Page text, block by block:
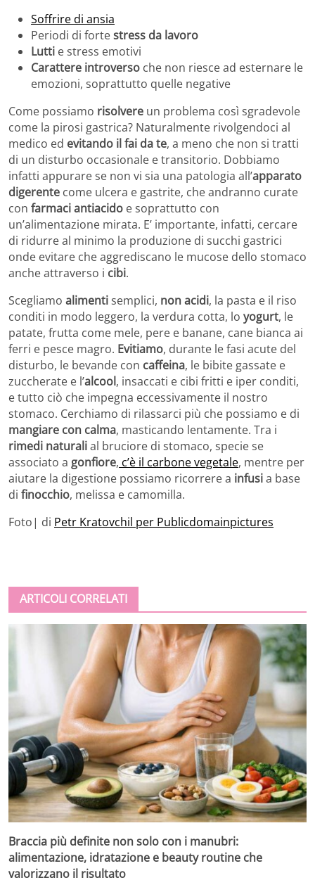
Soffrire di ansia
Periodi di fortestress da lavoro
Lutti e stress emotivi
Carattere introverso che non riesce ad esternare le
emozioni, soprattutto quelle negative
Come possiamo risolvere un problema così sgradevole
come la pirosi gastrica? Naturalmente rivolgendoci al
medico ed evitando il fai da te, a meno che non si tratti
di un disturbo occasionale e transitorio. Dobbiamo
infatti appurare se non vi sia una patologia all’apparato
digerente come ulcera e gastrite, che andranno curate
con farmaci antiacido e soprattutto con
un’alimentazione mirata. E’ importante, infatti, cercare
di ridurre al minimo la produzione di succhi gastrici
onde evitare che aggrediscano le mucose dello stomaco
anche attraverso i cibi.
Scegliamo alimentisemplici, non acidi, la pasta e il riso
conditi in modo leggero, la verdura cotta, lo yogurt, le
patate, frutta come mele, pere e banane, cane bianca ai
ferri e pesce magro. Evitiamo, durante le fasi acute del
disturbo, le bevande con caffeina, le bibite gassate e
zuccherate e l’alcool, insaccati e cibi fritti e iper conditi,
e tutto ciò che impegna eccessivamente il nostro
stomaco. Cerchiamo di rilassarci più che possiamo e di
mangiare con calma, masticando lentamente. Tra i
rimedi naturalial bruciore di stomaco, specie se
associato a gonfiore, c’è il carbone vegetale, mentre per
aiutare la digestione possiamo ricorrere a infusia base
di finocchio, melissa e camomilla.
Foto| di Petr Kratovchil per Publicdomainpictures
ARTICOLI CORRELATI
Braccia più definite non solo con i manubri:
alimentazione, idratazione e beauty routine che
valorizzano il risultato